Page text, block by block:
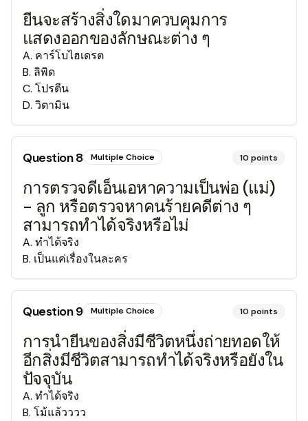
ยีนจะสร้างสิ่งใดมาควบคุมการ
แสดงออกของลักษณะต่าง ๆ
A. คาร์โบไฮเดรต
B. ลิพิด
C. โปรตีน
D. วิตามิน
Question8 Multiple Choice 10 points
การตรวจดีเอ็นเอหาความเป็นพ่อ (แม่)
- ลูก หรือตรวจหาคนร้ายคดีต่าง ๆ
สามารถทำได้จริงหรือไม่
A. ทำได้จริง
B. เป็นแค่เรื่องในละคร
Question9 Multiple Choice 10 points
การนำยีนของสิ่งมีชีวิตหนึ่งถ่ายทอดให้
อีกสิ่งมีชีวิตสามารถทำได้จริงหรือยังใน
ปัจจุบัน
A. ทำได้จริง
B. โม้แล้วววว